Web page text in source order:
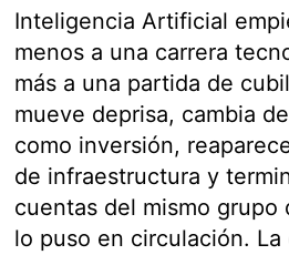
Inteligencia Artificial
menos a una carrera
más a una partida de
mueve deprisa, cambia
como inversión,
de infraestructura y
cuentas del mismo grupo
lo puso en circulación. La